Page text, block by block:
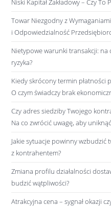
Niski Kapitał Zakładowy – Czy
Towar Niezgodny z
i Odpowiedzialność
Nietypowe warunki transakcji:
ryzyka?
Kiedy skrócony termin płatności
O czym świadczy brak
Czy adres siedziby Twojego
Na co zwrócić uwagę, aby
Jakie sytuacje powinny wzbudzić
z kontrahentem?
Zmiana profilu działalności
budzić wątpliwości?
Atrakcyjna cena – sygnał okazji